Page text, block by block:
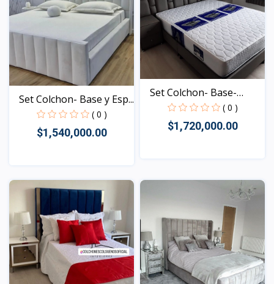
Set Colchon- Base y Esp...
( 0 )
$1,540,000.00
Vista
Set Colchon- Base-
Espa...
( 0 )
$1,720,000.00